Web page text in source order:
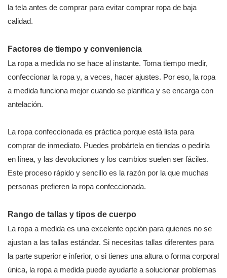
la tela antes de comprar para evitar comprar ropa de baja
calidad.
Factores de tiempo y conveniencia
La ropa a medida no se hace al instante. Toma tiempo medir,
confeccionar la ropa y, a veces, hacer ajustes. Por eso, la ropa
a medida funciona mejor cuando se planifica y se encarga con
antelación.
La ropa confeccionada es práctica porque está lista para
comprar de inmediato. Puedes probártela en tiendas o pedirla
en línea, y las devoluciones y los cambios suelen ser fáciles.
Este proceso rápido y sencillo es la razón por la que muchas
personas prefieren la ropa confeccionada.
Rango de tallas y tipos de cuerpo
La ropa a medida es una excelente opción para quienes no se
ajustan a las tallas estándar. Si necesitas tallas diferentes para
la parte superior e inferior, o si tienes una altura o forma corporal
única, la ropa a medida puede ayudarte a solucionar problemas